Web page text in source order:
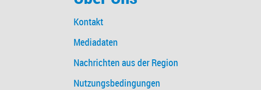
Kontakt
Mediadaten
Nachrichten aus der Region
Nutzungsbedingungen